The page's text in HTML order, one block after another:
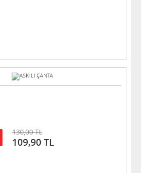
130,00 TL
109,90 TL